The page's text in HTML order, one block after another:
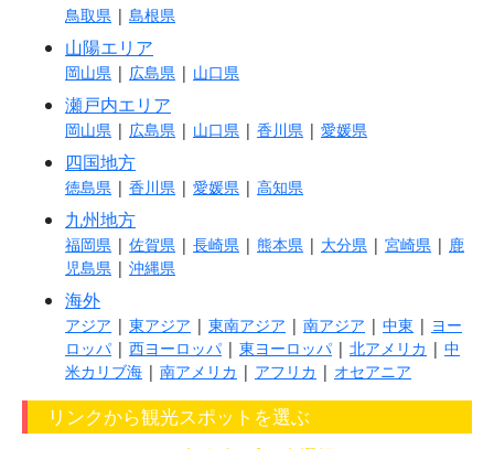
鳥取県 | 島根県
山陽エリア
岡山県 | 広島県 | 山口県
瀬戸内エリア
岡山県 | 広島県 | 山口県 | 香川県 | 愛媛県
四国地方
徳島県 | 香川県 | 愛媛県 | 高知県
九州地方
福岡県 | 佐賀県 | 長崎県 | 熊本県 | 大分県 | 宮崎県 | 鹿
児島県 | 沖縄県
海外
アジア | 東アジア | 東南アジア | 南アジア | 中東 | ヨー
ロッパ | 西ヨーロッパ | 東ヨーロッパ | 北アメリカ | 中
米カリブ海 | 南アメリカ | アフリカ | オセアニア
リンクから観光スポットを選ぶ